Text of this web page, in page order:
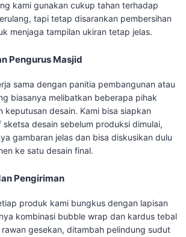
kami gunakan cukup tahan terhadap
tapi tetap disarankan pembersihan
menjaga tampilan ukiran tetap jelas.
Pengurus Masjid
sama dengan panitia pembangunan atau
biasanya melibatkan beberapa pihak
keputusan desain. Kami bisa siapkan
desain sebelum produksi dimulai,
gambaran jelas dan bisa diskusikan dulu
ke satu desain final.
Pengiriman
produk kami bungkus dengan lapisan
kombinasi bubble wrap dan kardus tebal
gesekan, ditambah pelindung sudut